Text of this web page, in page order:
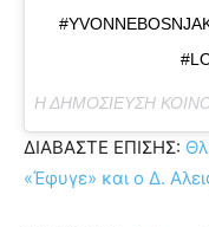
Η ΔΗΜΟΣΊΕΥΣΗ
ΔΙΑΒΑΣΤΕ ΕΠΙΣΗΣ:
«Έφυγε» και ο Δ.